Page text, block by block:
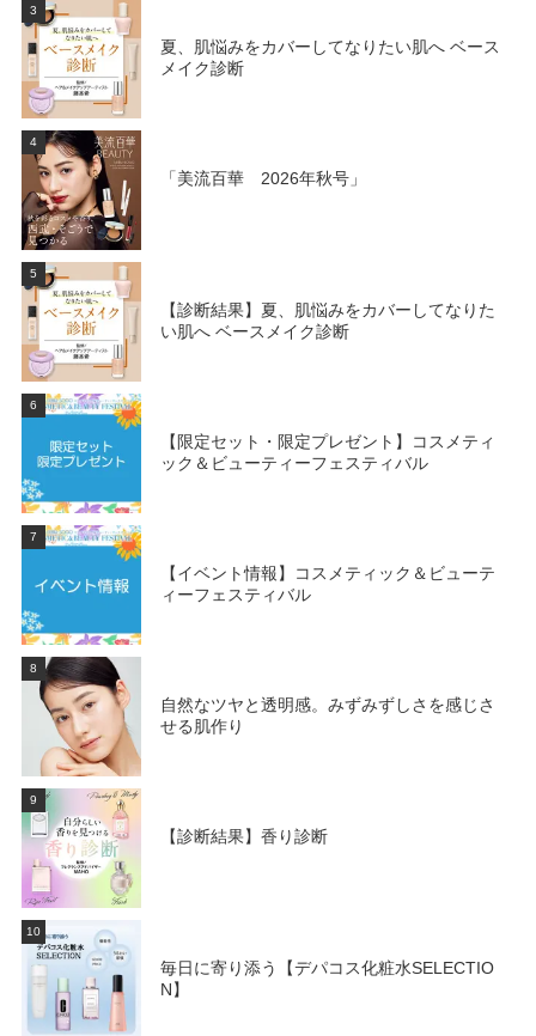
3
夏、肌悩みをカバーしてなりたい肌へ ベース
メイク診断
4
「美流百華 2026年秋号」
5
【診断結果】夏、肌悩みをカバーしてなりた
い肌へ ベースメイク診断
6
【限定セット・限定プレゼント】コスメティ
ック＆ビューティーフェスティバル
7
【イベント情報】コスメティック＆ビューテ
ィーフェスティバル
8
自然なツヤと透明感。みずみずしさを感じさ
せる肌作り
9
【診断結果】香り診断
10
毎日に寄り添う【デパコス化粧水SELECTIO
N】